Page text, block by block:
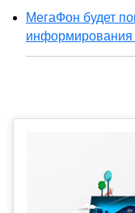
МегаФон будет
информирования